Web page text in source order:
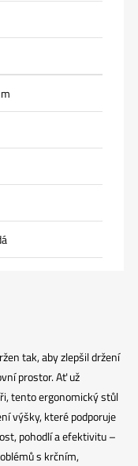
tak, aby zlepšil držení
prostor. Ať už
tento ergonomický stůl
výšky, které podporuje
pohodlí a efektivitu –
s krčním,